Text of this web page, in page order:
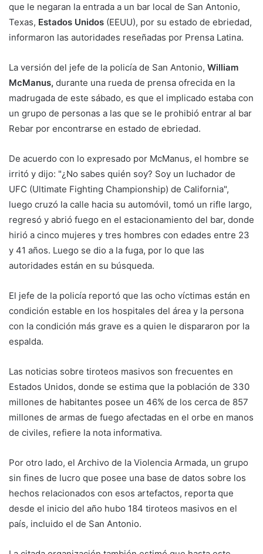
que le negaran la entrada a un bar local de San Antonio,
Texas, Estados Unidos (EEUU), por su estado de ebriedad,
informaron las autoridades reseñadas por Prensa Latina.
La versión del jefe de la policía de San Antonio, William
McManus, durante una rueda de prensa ofrecida en la
madrugada de este sábado, es que el implicado estaba con
un grupo de personas a las que se le prohibió entrar al bar
Rebar por encontrarse en estado de ebriedad.
De acuerdo con lo expresado por McManus, el hombre se
irritó y dijo: "¿No sabes quién soy? Soy un luchador de
UFC (Ultimate Fighting Championship) de California",
luego cruzó la calle hacia su automóvil, tomó un rifle largo,
regresó y abrió fuego en el estacionamiento del bar, donde
hirió a cinco mujeres y tres hombres con edades entre 23
y 41 años. Luego se dio a la fuga, por lo que las
autoridades están en su búsqueda.
El jefe de la policía reportó que las ocho víctimas están en
condición estable en los hospitales del área y la persona
con la condición más grave es a quien le dispararon por la
espalda.
Las noticias sobre tiroteos masivos son frecuentes en
Estados Unidos, donde se estima que la población de 330
millones de habitantes posee un 46% de los cerca de 857
millones de armas de fuego afectadas en el orbe en manos
de civiles, refiere la nota informativa.
Por otro lado, el Archivo de la Violencia Armada, un grupo
sin fines de lucro que posee una base de datos sobre los
hechos relacionados con esos artefactos, reporta que
desde el inicio del año hubo 184 tiroteos masivos en el
país, incluido el de San Antonio.